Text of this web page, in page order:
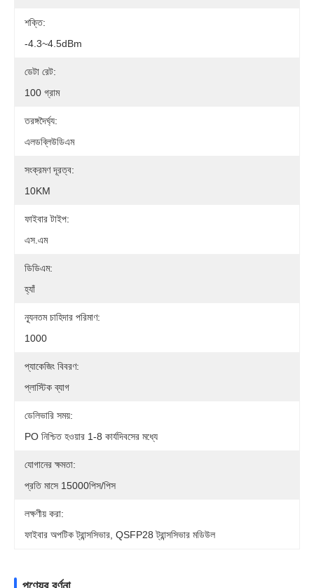
শক্তি:
-4.3~4.5dBm
ডেটা রেট:
100 গ্রাম
তরঙ্গদৈর্ঘ্য:
এলডব্লিউডিএম
সংক্রমণ দূরত্ব:
10KM
ফাইবার টাইপ:
এস.এম
ডিডিএম:
হ্যাঁ
ন্যূনতম চাহিদার পরিমাণ:
1000
প্যাকেজিং বিবরণ:
প্লাস্টিক ব্যাগ
ডেলিভারি সময়:
PO নিশ্চিত হওয়ার 1-8 কার্যদিবসের মধ্যে
যোগানের ক্ষমতা:
প্রতি মাসে 15000পিস/পিস
লক্ষণীয় করা:
ফাইবার অপটিক ট্রান্সসিভার, QSFP28 ট্রান্সসিভার মডিউল